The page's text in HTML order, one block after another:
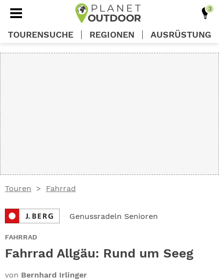
Touren Fahrrad
Genussradeln Senioren
FAHRRAD
Fahrrad Allgäu: Rund um Seeg
von Bernhard Irlinger
TOURENSUCHE REGIONEN AUSRÜSTUNG
ABO
GEWINNEN
NEWSLETTER